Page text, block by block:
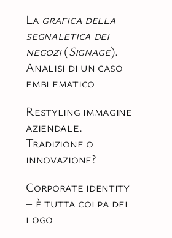
La grafica della
segnaletica dei
negozi(Signage).
Analisi di un caso
emblematico
Restyling immagine
aziendale.
Tradizione o
innovazione?
Corporate identity
– è tutta colpa del
logo